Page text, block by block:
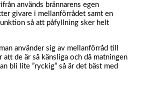
används brännarens egen
givare i mellanförrådet samt en
så att påfyllning sker helt
använder sig av mellanförråd till
de är så känsliga och då matningen
bli lite ”ryckig” så är det bäst med